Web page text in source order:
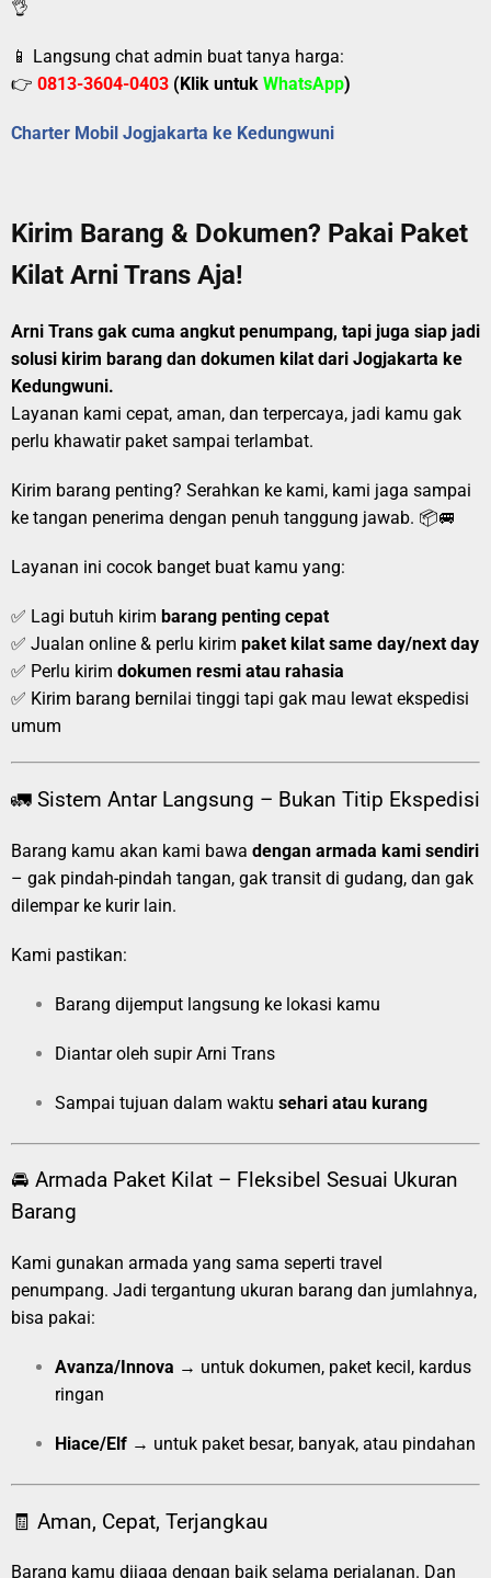
👌
📱 Langsung chat admin buat tanya harga:
👉 0813-3604-0403 (Klik untuk WhatsApp)
Charter Mobil Jogjakarta ke Kedungwuni
Kirim Barang & Dokumen? Pakai Paket
Kilat Arni Trans Aja!
Arni Trans gak cuma angkut penumpang, tapi juga siap jadi
solusi kirim barang dan dokumen kilat dari Jogjakarta ke
Kedungwuni.
Layanan kami cepat, aman, dan terpercaya, jadi kamu gak
perlu khawatir paket sampai terlambat.
Kirim barang penting? Serahkan ke kami, kami jaga sampai
ke tangan penerima dengan penuh tanggung jawab. 📦🚐
Layanan ini cocok banget buat kamu yang:
✅ Lagi butuh kirim barang penting cepat
✅ Jualan online & perlu kirim paket kilat same day/next day
✅ Perlu kirim dokumen resmi atau rahasia
✅ Kirim barang bernilai tinggi tapi gak mau lewat ekspedisi
umum
🚛 Sistem Antar Langsung – Bukan Titip Ekspedisi
Barang kamu akan kami bawa dengan armada kami sendiri
– gak pindah-pindah tangan, gak transit di gudang, dan gak
dilempar ke kurir lain.
Kami pastikan:
Barang dijemput langsung ke lokasi kamu
Diantar oleh supir Arni Trans
Sampai tujuan dalam waktu sehari atau kurang
🚘 Armada Paket Kilat – Fleksibel Sesuai Ukuran
Barang
Kami gunakan armada yang sama seperti travel
penumpang. Jadi tergantung ukuran barang dan jumlahnya,
bisa pakai:
Avanza/Innova → untuk dokumen, paket kecil, kardus
ringan
Hiace/Elf → untuk paket besar, banyak, atau pindahan
🧾 Aman, Cepat, Terjangkau
Barang kamu dijaga dengan baik selama perjalanan. Dan